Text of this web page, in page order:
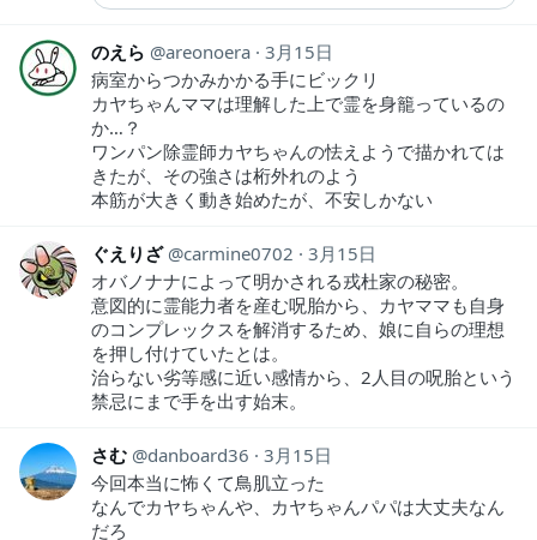
のえら areonoera 3月15日
病室からつかみかかる手にビックリ
カヤちゃんママは理解した上で霊を身籠っているの
か…？
ワンパン除霊師カヤちゃんの怯えようで描かれては
きたが、その強さは桁外れのよう
本筋が大きく動き始めたが、不安しかない
ぐえりざ carmine0702
3月15日
オバノナナによって明かされる戎杜家の秘密。
意図的に霊能力者を産む呪胎から、カヤママも自身
のコンプレックスを解消するため、娘に自らの理想
を押し付けていたとは。
治らない劣等感に近い感情から、2人目の呪胎という
禁忌にまで手を出す始末。
さむ danboard36
3月15日
今回本当に怖くて鳥肌立った
なんでカヤちゃんや、カヤちゃんパパは大丈夫なん
だろ